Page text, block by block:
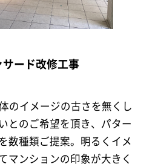
ード改修工事
のイメージの古さを無くし
とのご希望を頂き、パター
数種類ご提案。明るくイメ
マンションの印象が大きく